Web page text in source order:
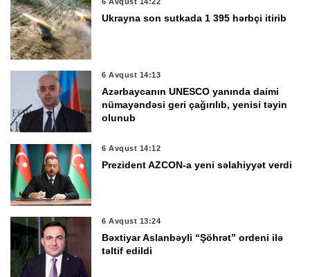
Ukrayna son sutkada 1 395 hərbçi itirib
6 Avqust 14:13
Azərbaycanın UNESCO yanında daimi
nümayəndəsi geri çağırılıb, yenisi təyin
olunub
6 Avqust 14:12
Prezident AZCON-a yeni səlahiyyət verdi
6 Avqust 13:24
Bəxtiyar Aslanbəyli “Şöhrət” ordeni ilə
təltif edildi